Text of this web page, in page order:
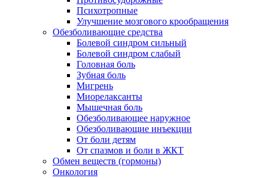
Психотропные
Улучшение мозгового крообращения
Обезболивающие средства
Болевой синдром сильный
Болевой синдром слабый
Головная боль
Зубная боль
Мигрень
Миорелаксанты
Мышечная боль
Обезболивающее наружное
Обезболивающие инъекции
От боли детям
От спазмов и боли в ЖКТ
Обмен веществ (гормоны)
Онкология